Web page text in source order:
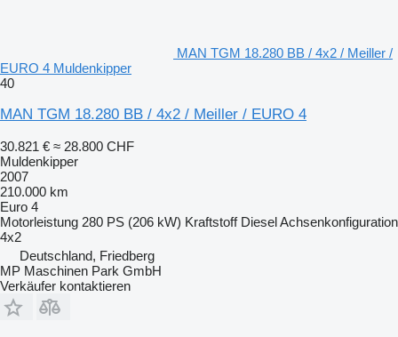
MAN TGM 18.280 BB / 4x2 / Meiller /
EURO 4 Muldenkipper
40
MAN TGM 18.280 BB / 4x2 / Meiller / EURO 4
30.821 € ≈ 28.800 CHF
Muldenkipper
2007
210.000 km
Euro 4
Motorleistung 280 PS (206 kW) Kraftstoff DieselAchsenkonfiguration
4x2
Deutschland, Friedberg
MP Maschinen Park GmbH
Verkäufer kontaktieren